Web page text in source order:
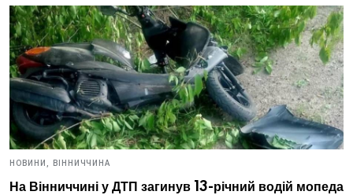
НОВИНИ, ВІННИЧЧИНА
На Вінниччині у ДТП загинув 13-річний водій мопеда